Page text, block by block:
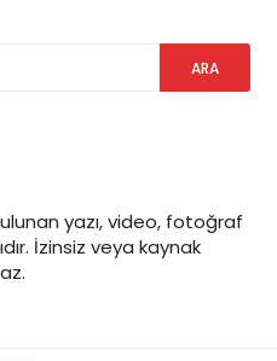
yazı, video, fotoğraf
İzinsiz veya kaynak